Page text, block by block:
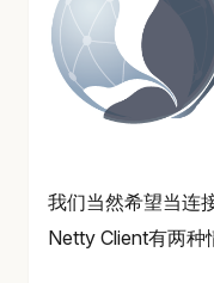
我们当然希望当连
Netty Client有两种